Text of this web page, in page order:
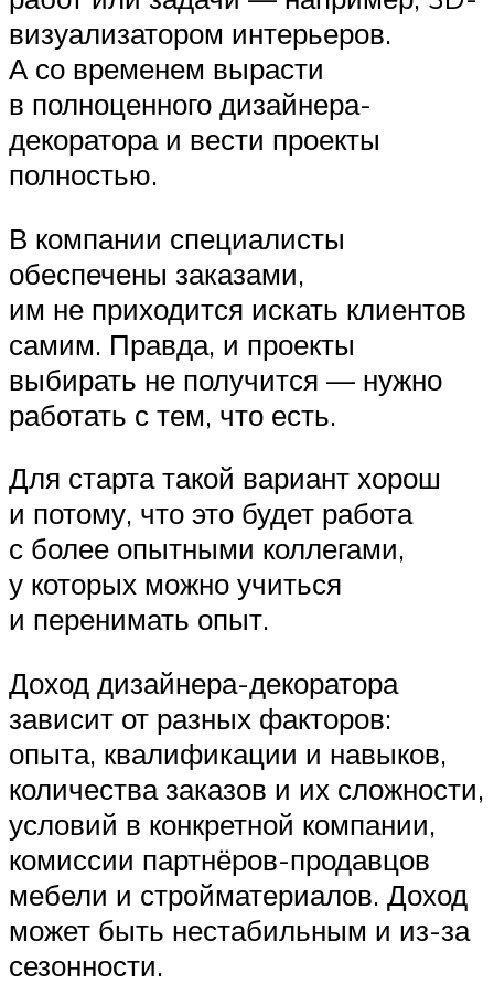
визуализатором интерьеров.
А со временем вырасти
в полноценного дизайнера-
декоратора и вести проекты
полностью.
В компании специалисты
обеспечены заказами,
им не приходится искать клиентов
самим. Правда, и проекты
выбирать не получится — нужно
работать с тем, что есть.
Для старта такой вариант хорош
и потому, что это будет работа
с более опытными коллегами,
у которых можно учиться
и перенимать опыт.
Доход дизайнера-декоратора
зависит от разных факторов:
опыта, квалификации и навыков,
количества заказов и их сложности,
условий в конкретной компании,
комиссии партнёров-продавцов
мебели и стройматериалов. Доход
может быть нестабильным и из-за
сезонности.